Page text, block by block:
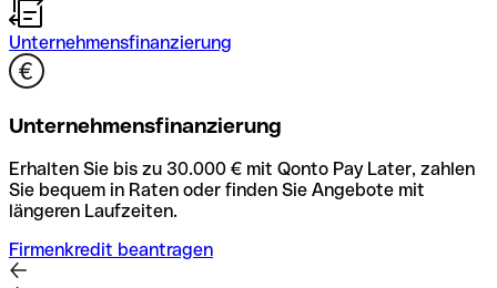
Unternehmensfinanzierung
Unternehmensfinanzierung
Erhalten Sie bis zu 30.000 € mit Qonto Pay Later, zahlen
Sie bequem in Raten oder finden Sie Angebote mit
längeren Laufzeiten.
Firmenkredit beantragen